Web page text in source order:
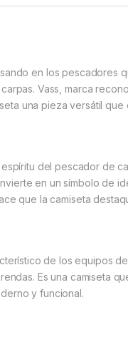
en los pescadores
Vass, marca
una pieza versátil que
del pescador de
en un símbolo de
que la camiseta
de los equipos
Es una camiseta
y funcional.